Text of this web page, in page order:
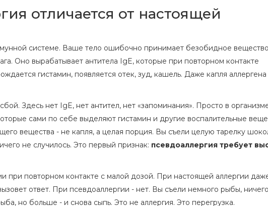
отличается от настоящей
системе. Ваше тело ошибочно принимает безобидное вещество
Оно вырабатывает антитела IgE, которые при повторном контакте
гистамин, появляется отек, зуд, кашель. Даже капля аллергена
Здесь нет IgE, нет антител, нет «запоминания». Просто в
сами по себе выделяют гистамин и другие воспалительные
вещества - не капля, а целая порция. Вы съели целую тарелку
не случилось. Это первый признак: псевдоаллергия требует
при повторном контакте с малой дозой. При настоящей аллергии
ответ. При псевдоаллергии - нет. Вы съели немного рыбы,
но больше - и снова сыпь. Это не аллергия. Это перегрузка.